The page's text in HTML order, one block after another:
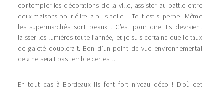
contempler les décorations de la ville, assister au battle entre
deux maisons pour élire la plus belle… Tout est superbe ! Même
les supermarchés sont beaux ! C’est pour dire. Ils devraient
laisser les lumières toute l’année, et je suis certaine que le taux
de gaieté doublerait. Bon d’un point de vue environnemental
cela ne serait pas terrible certes…
En tout cas à Bordeaux ils font fort niveau déco ! D’où cet